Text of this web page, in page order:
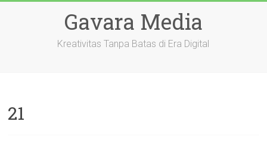
Gavara Media
Kreativitas Tanpa Batas di Era Digital
21